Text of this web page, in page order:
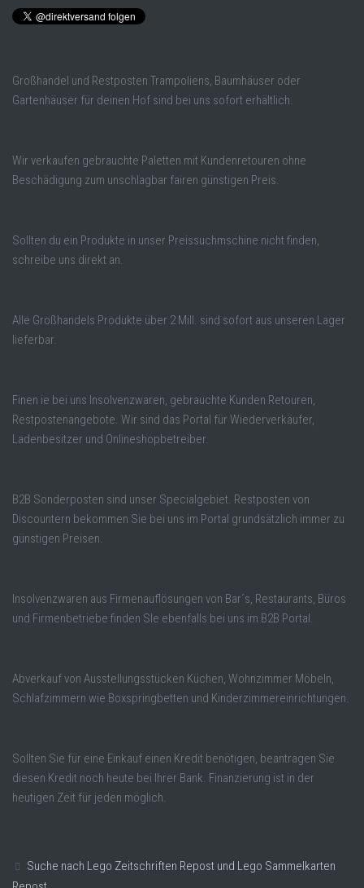
Großhandel und Restposten Trampoliens, Baumhäuser oder
Gartenhäuser für deinen Hof sind bei uns sofort erhältlich.
Wir verkaufen gebrauchte Paletten mit Kundenretouren ohne
Beschädigung zum unschlagbar fairen günstigen Preis.
Sollten du ein Produkte in unser Preissuchmschine nicht finden,
schreibe uns direkt an.
Alle Großhandels Produkte über 2 Mill. sind sofort aus unseren Lager
lieferbar.
Finen ie bei uns Insolvenzwaren, gebrauchte Kunden Retouren,
Restpostenangebote. Wir sind das Portal für Wiederverkäufer,
Ladenbesitzer und Onlineshopbetreiber.
B2B Sonderposten sind unser Specialgebiet. Restposten von
Discountern bekommen Sie bei uns im Portal grundsätzlich immer zu
günstigen Preisen.
Insolvenzwaren aus Firmenauflösungen von Bar´s, Restaurants, Büros
und Firmenbetriebe finden SIe ebenfalls bei uns im B2B Portal.
Abverkauf von Ausstellungsstücken Küchen, Wohnzimmer Möbeln,
Schlafzimmern wie Boxspringbetten und Kinderzimmereinrichtungen.
Sollten Sie für eine Einkauf einen Kredit benötigen, beantragen Sie
diesen Kredit noch heute bei Ihrer Bank. Finanzierung ist in der
heutigen Zeit für jeden möglich.
Suche nach Lego Zeitschriften Repost und Lego Sammelkarten